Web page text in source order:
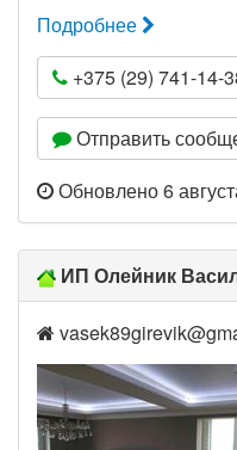
Подробнее
+375 (29) 741-14-
Отправить
Обновлено 6
ИП Олейник